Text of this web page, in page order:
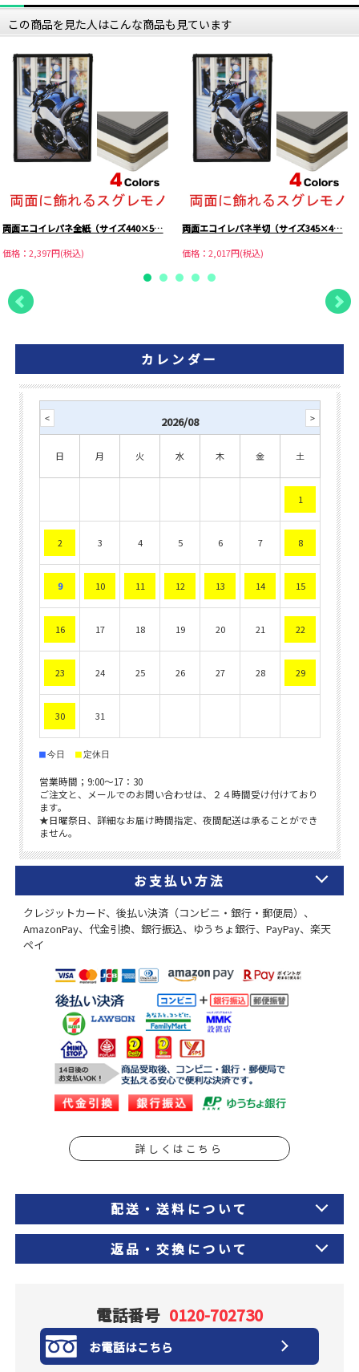
この商品を見た人はこんな商品も見ています
両面エコイレパネ全紙（サイズ440×5…
価格：2,397円(税込)
両面エコイレパネ半切（サイズ345×4…
価格：2,017円(税込)
カレンダー
お支払い方法
クレジットカード、後払い決済（コンビニ・銀行・郵便局）、
AmazonPay、代金引換、銀行振込、ゆうちょ銀行、PayPay、楽天
ペイ
詳しくはこちら
配送・送料について
返品・交換について
電話番号 0120-702730
お電話はこちら